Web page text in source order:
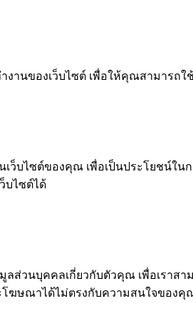
านของเว็บไซต์ เพื่อให้คุณสามารถ
เว็บไซต์ของคุณ เพื่อเป็นประโยชน์
บไซต์ได้
ลส่วนบุคคลเกี่ยวกับตัวคุณ เพื่อเรา
โฆษณาได้ไม่ตรงกับความสนใจของคุ